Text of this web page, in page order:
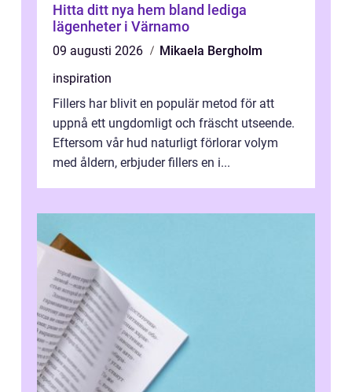
Hitta ditt nya hem bland lediga
lägenheter i Värnamo
09 augusti 2026
Mikaela Bergholm
inspiration
Fillers har blivit en populär metod för att
uppnå ett ungdomligt och fräscht utseende.
Eftersom vår hud naturligt förlorar volym
med åldern, erbjuder fillers en i...